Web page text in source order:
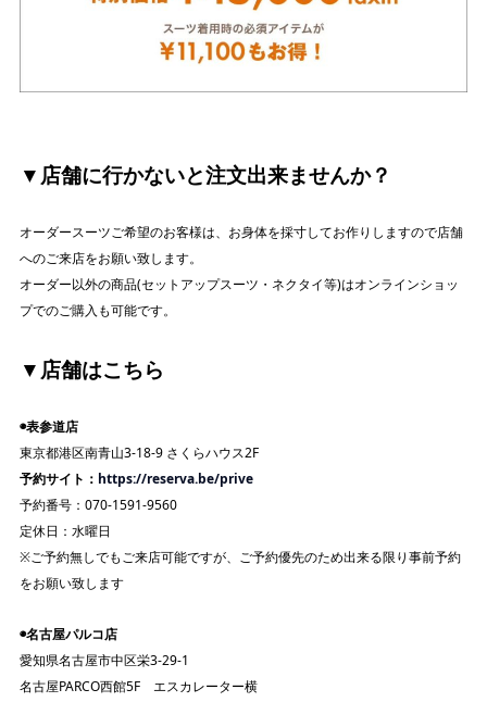
▼店舗に行かないと注文出来ませんか？
オーダースーツご希望のお客様は、お身体を採寸してお作りしますので店舗
へのご来店をお願い致します。
オーダー以外の商品(セットアップスーツ・ネクタイ等)はオンラインショッ
プでのご購入も可能です。
▼店舗はこちら
◉表参道店
東京都港区南青山3-18-9 さくらハウス2F
予約サイト： https://reserva.be/prive
予約番号：070-1591-9560
定休日：水曜日
※ご予約無しでもご来店可能ですが、ご予約優先のため出来る限り事前予約
をお願い致します
◉名古屋パルコ店
愛知県名古屋市中区栄3-29-1
名古屋PARCO西館5F エスカレーター横